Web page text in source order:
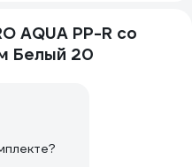
AQUA PP-R со
Белый 20